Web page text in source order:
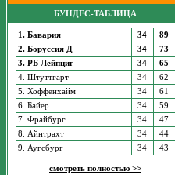
БУНДЕС-ТАБЛИЦА
1. Бавария 34
89
2. Боруссия Д
34
73
3. РБ Лейпциг
34
65
4. Штуттгарт
34
62
5. Хоффенхайм
34
61
6. Байер
34
59
7. Фрайбург
34
47
8. Айнтрахт
34
44
9. Аугсбург
34 43
смотреть полностью >>